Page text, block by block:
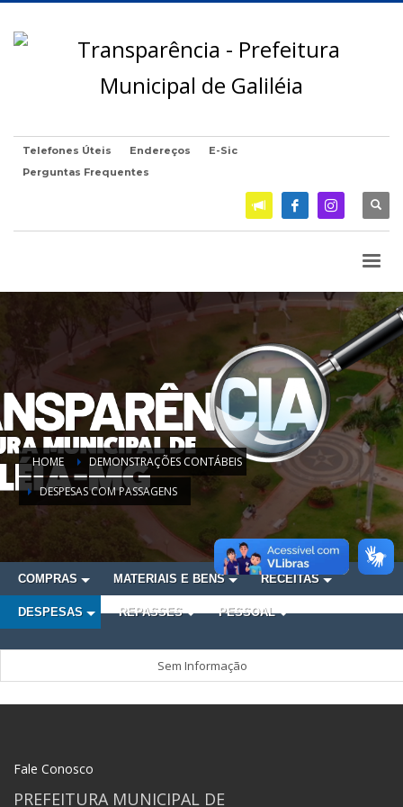
Telefones Úteis Endereços
E-Sic
Perguntas Frequentes
HOME
DEMONSTRAÇÕES CONTÁBEIS
DESPESAS COM PASSAGENS
COMPRAS MATERIAIS E BENS RECEITAS
DESPESAS REPASSES PESSOAL
Sem Informação
Fale Conosco
PREFEITURA MUNICIPAL DE